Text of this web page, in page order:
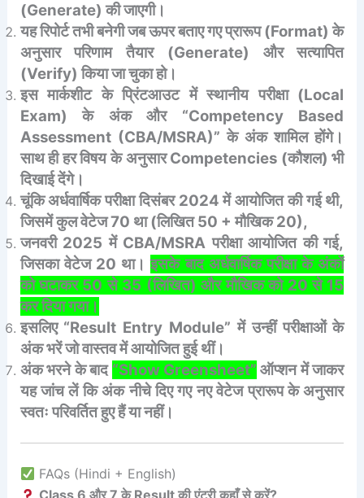
(Generate) की जाएगी।
यह रिपोर्ट तभी बनेगी जब ऊपर बताए गए प्रारूप (Format) के
अनुसार परिणाम तैयार (Generate) और सत्यापित
(Verify) किया जा चुका हो।
इस मार्कशीट के प्रिंटआउट में स्थानीय परीक्षा (Local
Exam) के अंक और “Competency Based
Assessment (CBA/MSRA)” के अंक शामिल होंगे।
साथ ही हर विषय के अनुसार Competencies (कौशल) भी
दिखाई देंगे।
चूंकि अर्धवार्षिक परीक्षा दिसंबर 2024 में आयोजित की गई थी,
जिसमें कुल वेटेज 70 था (लिखित 50 + मौखिक 20),
जनवरी 2025 में CBA/MSRA परीक्षा आयोजित की गई,
जिसका वेटेज 20 था।इसके बाद अर्धवार्षिक परीक्षा के अंकों
को घटाकर 50 से 35 (लिखित) और मौखिक को 20 से 15
कर दिया गया।
इसलिए “Result Entry Module” में उन्हीं परीक्षाओं के
अंक भरें जो वास्तव में आयोजित हुई थीं।
अंक भरने के बाद “Show Greensheet” ऑप्शन में जाकर
यह जांच लें कि अंक नीचे दिए गए नए वेटेज प्रारूप के अनुसार
स्वतः परिवर्तित हुए हैं या नहीं।
FAQs (Hindi + English)